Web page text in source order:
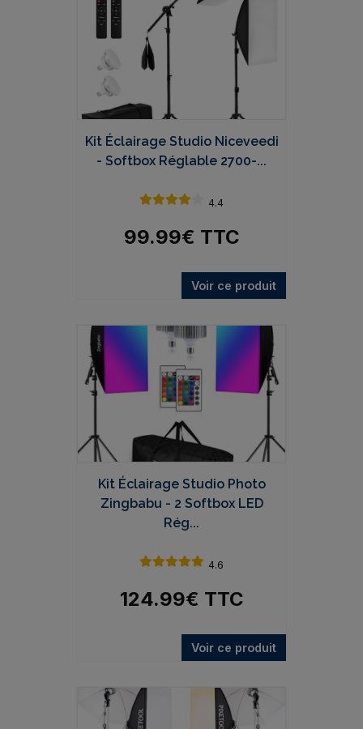
Kit Éclairage Studio Niceveedi
- Softbox Réglable 2700-...
4.4
99.99€ TTC
Voir ce produit
Kit Éclairage Studio Photo
Zingbabu - 2 Softbox LED
Rég...
4.6
124.99€ TTC
Voir ce produit